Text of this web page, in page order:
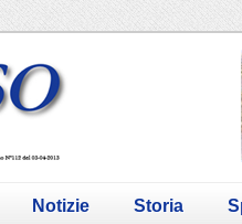
Notizie Storia